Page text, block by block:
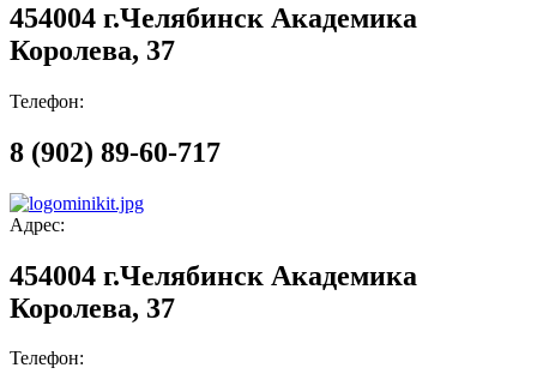
454004 г.Челябинск Академика
Королева, 37
Телефон:
8 (902) 89-60-717
Адрес:
454004 г.Челябинск Академика
Королева, 37
Телефон: